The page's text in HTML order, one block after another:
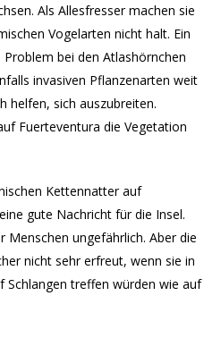
Als Allesfresser machen sie
Vogelarten nicht halt. Ein
bei den Atlashörnchen
invasiven Pflanzenarten weit
helfen, sich auszubreiten.
Fuerteventura die Vegetation
Kettennatter auf
gute Nachricht für die Insel.
Menschen ungefährlich. Aber die
nicht sehr erfreut, wenn sie in
Schlangen treffen würden wie auf